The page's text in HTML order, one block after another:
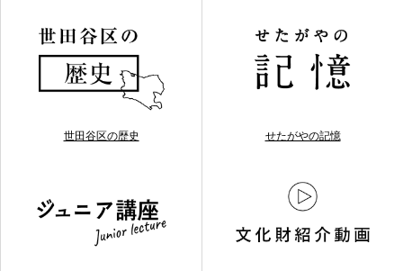
世田谷区の歴史 せたがやの記憶